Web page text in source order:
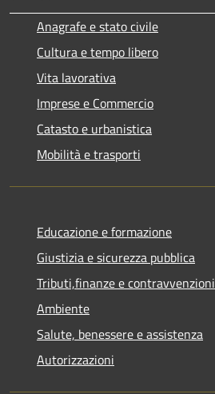
Anagrafe e stato civile
Cultura e tempo libero
Vita lavorativa
Imprese e Commercio
Catasto e urbanistica
Mobilità e trasporti
Educazione e formazione
Giustizia e sicurezza pubblica
Tributi,finanze e contravvenzioni
Ambiente
Salute, benessere e assistenza
Autorizzazioni